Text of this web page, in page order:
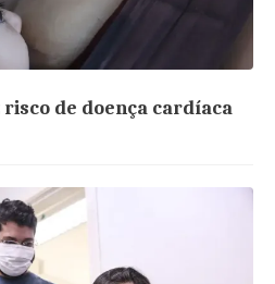
de doença cardíaca